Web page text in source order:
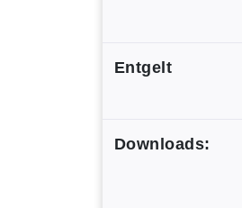
Entgelt
Downloads: